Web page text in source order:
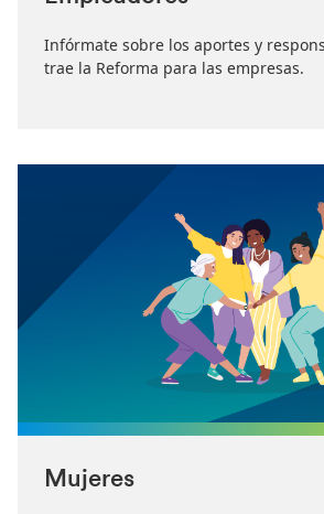
Infórmate sobre los aportes y
trae la Reforma para las empresas.
Mujeres